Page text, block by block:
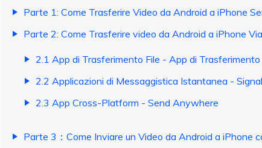
Parte 1: Come Trasferire Video da Android a iPhone
Parte 2: Come Trasferire video da Android a iPhone
2.1 App di Trasferimento File - App di Trasferimento
2.2 Applicazioni di Messaggistica Istantanea -
2.3 App Cross-Platform - Send Anywhere
Parte 3：Come Inviare un Video da Android a iPhone